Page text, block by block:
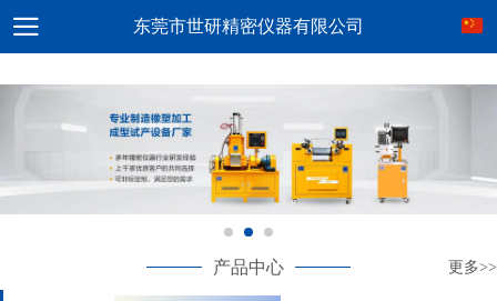
东莞市世研精密仪器有限公司
产品中心 更多>>